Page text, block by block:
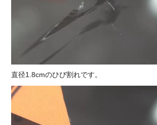
直径1.8cmのひび割れです。